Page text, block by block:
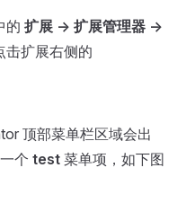
的 扩展 -> 扩展管理器 ->
击扩展右侧的
顶部菜单栏区域会出
个 test 菜单项，如下图